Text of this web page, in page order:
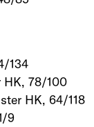
134
HK, 78/100
HK, 64/118
9